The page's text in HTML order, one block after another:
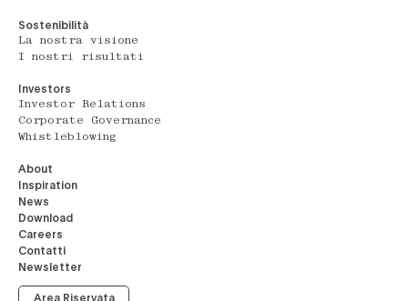
Sostenibilità
La nostra visione
I nostri risultati
Investors
Investor Relations
Corporate Governance
Whistleblowing
About
Inspiration
News
Download
Careers
Contatti
Newsletter
Area Riservata